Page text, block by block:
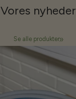
Vores nyheder
Se alle produkter